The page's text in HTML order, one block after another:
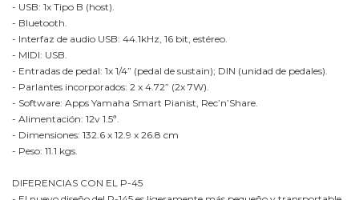
- USB: 1x Tipo B (host).
- Bluetooth.
- Interfaz de audio USB: 44.1kHz, 16 bit, estéreo.
- MIDI: USB.
- Entradas de pedal: 1x 1/4” (pedal de sustain); DIN (unidad de pedales).
- Parlantes incorporados: 2 x 4.72” (2x 7W).
- Software: Apps Yamaha Smart Pianist, Rec’n’Share.
- Alimentación: 12v 1.5ª.
- Dimensiones: 132.6 x 12.9 x 26.8 cm
- Peso: 11.1 kgs.
DIFERENCIAS CON EL P-45